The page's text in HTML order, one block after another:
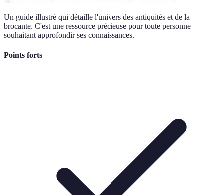
Un guide illustré qui détaille l'univers des antiquités et de la
brocante. C'est une ressource précieuse pour toute personne
souhaitant approfondir ses connaissances.
Points forts